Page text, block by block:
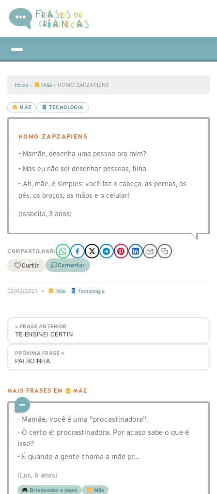
Início › Mãe › HOMO ZAPZAPIENS
MÃE TECNOLOGIA
HOMO ZAPZAPIENS
- Mamãe, desenha uma pessoa pra mim?
- Mas eu não sei desenhar pessoas, filha.
- Ah, mãe, é simples: você faz a cabeça, as pernas, os
pés, os braços, as mãos e o celular!
(Isabella, 3 anos)
COMPARTILHAR:
Curtir Comentar
02/02/2021 • Mãe , Tecnologia
« FRASE ANTERIOR
TE ENSINEI CERTIN
PRÓXIMA FRASE »
PATROINHA
MAIS FRASES EM MÃE
- Mamãe, você é uma "procastinadora".
- O certo é: procrastinadora. Por acaso sabe o que é
isso?
- É quando a gente chama a mãe pr…
(Luc, 6 anos)
Brinquedos e jogos Mãe